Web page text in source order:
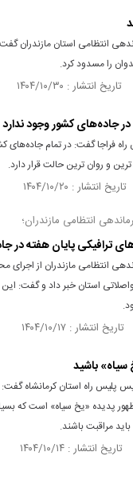
انتظامی استان مازندران
را مسدود کرد.
جاده‌های کشور وجود ندارد
فراجا گفت: در تمام جاده‌های
و روان ترین حالت قرار دارد.
انتظامی مازندران؛
ترافیکی پایان هفته در
انتظامی مازندران از اجرای
استان خبر داد و گفت:
باشید
پلیس راه استان کرمانشاه
پدیده «یخ سیاه» است که
مراقبت باشند.